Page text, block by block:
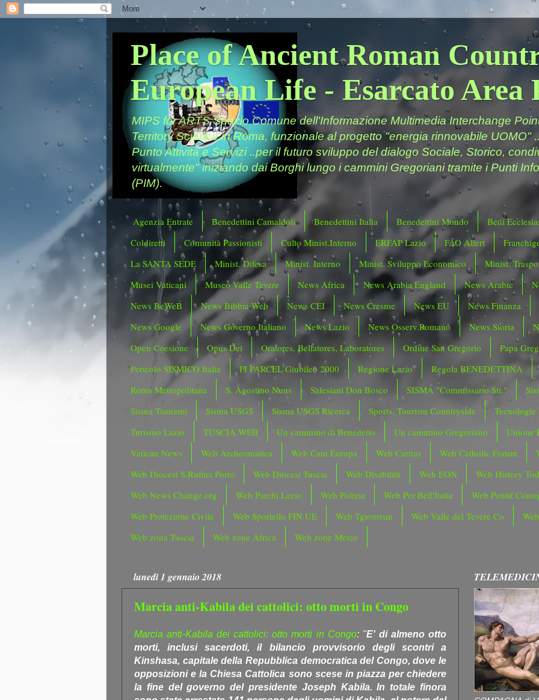
Place of Ancient Roman
European Life - Esarcato Area
MIPS for ARTS Spazio Comune dell'Informazione Multimedia Interchange
Territory Science in Roma, funzionale al progetto "energia rinnovabile UOMO"
Punto Attività e Servizi ..per il futuro sviluppo del dialogo Sociale, Storico,
virtualmente" iniziando dai Borghi lungo i cammini Gregoriani tramite i Punti
(PIM).
Agenzia Entrate Benedettini Camaldoli Benedettini Italia Benedettini Mondo
Beni
Coldiretti
Comunità Passionisti Culto Minist.Interno ERFAP Lazio FAO Allert
La SANTA SEDE
Minist. Difesa Minist. Interno Minist. Sviluppo Economico
Minist.
Musei Vaticani
Museo Valle Tevere News Africa News Arabia England News Arabic
News BeWeB
News Bibbia Web News CEI News Cresme News EU
News Finanza
News Google
News Governo Italiano News Lazio News Osserv.Romano News Storia
Open Coesione
Opus Dei Oratores, Bellatores, Laboratores Ordine San Gregorio
Papa
Pericolo SISMICO Italia
PJ PARCEL Giubileo 2000 Regione Lazio
Regola BENEDETTINA
Roma Metropolitana
S. Agostino Nuns Salesiani Don Bosco SISMA "Commissario Str."
Sisma Tsunami
Sisma USGS Sisma USGS Ricerca Sports, Tourism Countryside
Tecnologie
Turismo Lazio
TUSCIA WEB Un cammino di Benedetto Un cammino Gregoriano
Unione
Vatican News
Web Archeomatica Web Cam Europa Web Caritas Web Catholic Forum
Web Diocesi S.Rufina Porto
Web Diocesi Tuscia Web Disabilità Web EON
Web History
Web News Change.org
Web Parchi Lazio Web Polizia Web Per Bell'Italia
Web
Web Protezione Civile
Web Sportello FIN.UE Web Tgtourism Web Valle del Tevere Co
Web zona Tuscia
Web zone Africa Web zone Meteo
lunedì 1 gennaio 2018
Marcia anti-Kabila dei cattolici: otto morti in Congo
Marcia anti-Kabila dei cattolici: otto morti in Congo: "E' di almeno otto
morti, inclusi sacerdoti, il bilancio provvisorio degli scontri a
Kinshasa, capitale della Repubblica democratica del Congo, dove le
opposizioni e la Chiesa Cattolica sono scese in piazza per chiedere
la fine del governo del presidente Joseph Kabila. In totale finora